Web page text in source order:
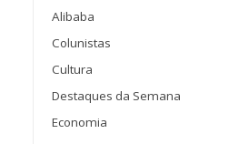
Alibaba
Colunistas
Cultura
Destaques da Semana
Economia